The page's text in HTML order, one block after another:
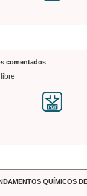
comentados
QUÍMICOS